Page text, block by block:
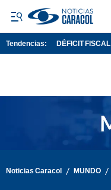
Tendencias: DÉFICIT FISCAL
Noticias Caracol / MUNDO /